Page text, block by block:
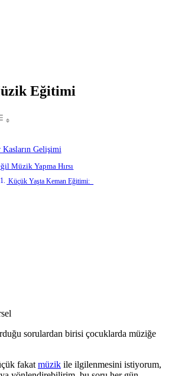
Eğitimi
Gelişimi
Müzik Yapma Hırsı
Küçük Yaşta Keman Eğitimi:
sorulardan birisi çocuklarda müziğe
fakat müzik ile ilgilenmesini istiyorum,